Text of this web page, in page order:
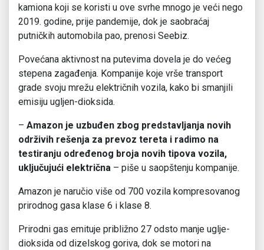
kamiona koji se koristi u ove svrhe mnogo je veći nego
2019. godine, prije pandemije, dok je saobraćaj
putničkih automobila pao, prenosi Seebiz.
Povećana aktivnost na putevima dovela je do većeg
stepena zagađenja. Kompanije koje vrše transport
grade svoju mrežu električnih vozila, kako bi smanjili
emisiju ugljen-dioksida.
– Amazon je uzbuđen zbog predstavljanja novih
održivih rešenja za prevoz tereta i radimo na
testiranju određenog broja novih tipova vozila,
uključujući električna – piše u saopštenju kompanije.
Amazon je naručio više od 700 vozila kompresovanog
prirodnog gasa klase 6 i klase 8.
Prirodni gas emituje približno 27 odsto manje uglje-
dioksida od dizelskog goriva, dok se motori na